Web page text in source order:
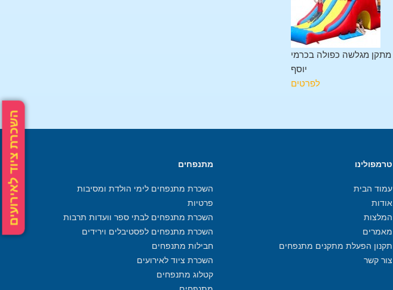
השכרת ציוד לאירועים
מתקן מגלשה כפולה בכרמי
יוסף
לפרטים
טרמפולינו
עמוד הבית
אודות
המלצות
מאמרים
תקנון הפעלת מתקנים מתנפחים
צור קשר
מתנפחים
השכרת מתנפחים לימי הולדת ומסיבות
פרטיות
השכרת מתנפחים לבתי ספר וועדות תרבות
השכרת מתנפחים לפסטיבלים וירידים
חבילות מתנפחים
השכרת ציוד לאירועים
קטלוג מתנפחים